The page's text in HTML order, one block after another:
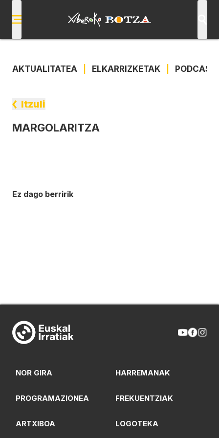
AKTUALITATEA ELKARRIZKETAK
Itzuli
MARGOLARITZA
Ez dago berririk
NOR GIRA HARREMANAK
PROGRAMAZIONEA FREKUENTZIAK
ARTXIBOA LOGOTEKA